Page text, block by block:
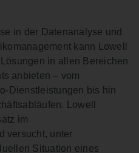
in der Datenanalyse und
kann Lowell
in allen Bereichen
anbieten – vom
Dienstleistungen bis hin
Lowell
im
versucht, unter
Situation eines